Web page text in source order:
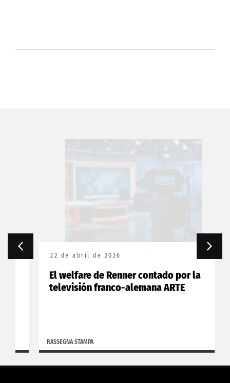
22 de abril de 2026
El welfare de Renner contado por la
televisión franco-alemana ARTE
RASSEGNA STAMPA